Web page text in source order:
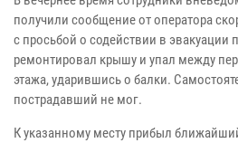
получили сообщение от оператора
с просьбой о содействии в
ремонтировал крышу и упал между
этажа, ударившись о балки.
пострадавший не мог.
К указанному месту прибыл